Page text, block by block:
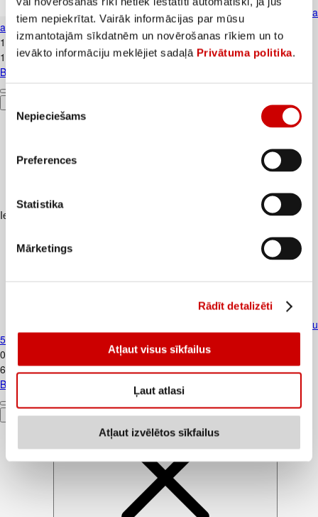
tiem nepiekrītat. Vairāk informācijas par mūsu
izmantotajām sīkdatnēm un novērošanas rīkiem un to
ievākto informāciju meklējiet sadaļā Privātuma politika.
izvēle
Nepieciešams
Preferences
Statistika
Mārketings
Rādīt detalizēti
Atļaut visus sīkfailus
Ļaut atlasi
Atļaut izvēlētos sīkfailus
BIO biezenis HOLLE Banana Lama
augļu 100g
1
15€
11,5€/kg
BIO biezenis HOLLE Banana Lama augļu 100g
Iesakām ar
Biezenis KUBUŠ BABY banānu ar putru
5+ 100g
0
6,9€/kg
Biezenis KUBUŠ BABY banānu ar putru 5+ 100g
Pievienot